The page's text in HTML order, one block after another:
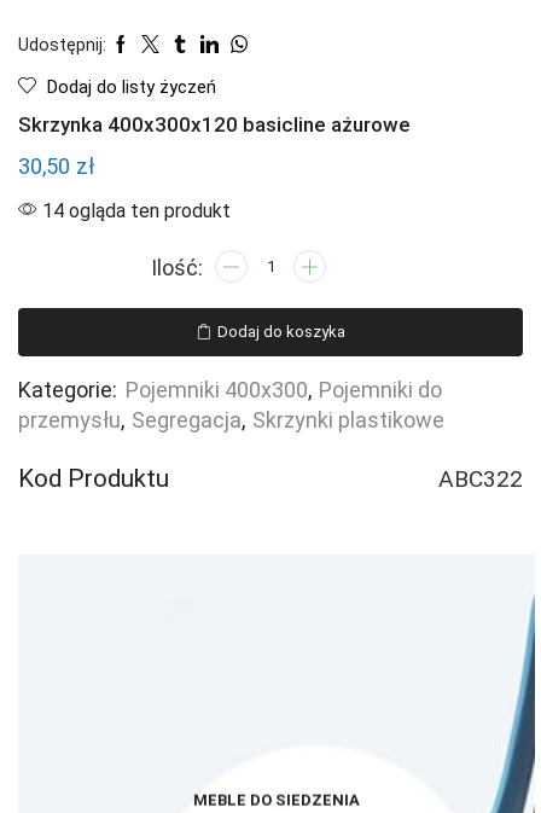
Udostępnij:
Dodaj do listy życzeń
Skrzynka 400x300x120 basicline ażurowe
30,50 zł
14 ogląda ten produkt
ilość
400x300x120
basicline
ażurowe
Dodaj do koszyka
Kategorie: Pojemniki 400x300, Pojemniki do
przemysłu, Segregacja, Skrzynki plastikowe
Kod Produktu ABC322
MEBLE DO SIEDZENIA